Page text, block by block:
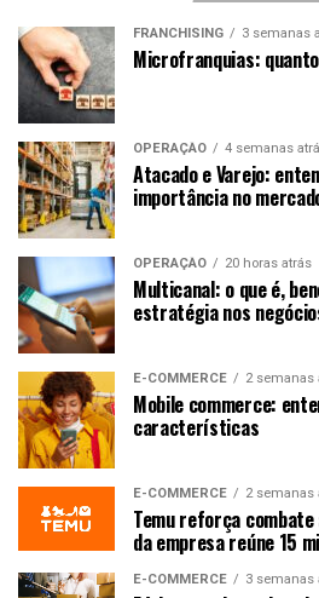
FRANCHISING 3 semanas
Microfranquias:
OPERAÇÃO 4 semanas
Atacado e Varejo:
importância no
OPERAÇÃO 20 horas atrás
Multicanal: o que é,
estratégia nos
E-COMMERCE 2 semanas
Mobile commerce:
características
E-COMMERCE 2 semanas
Temu reforça
da empresa reúne 15
E-COMMERCE 3 semanas